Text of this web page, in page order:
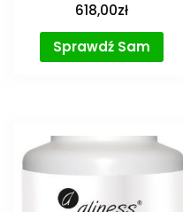
618,00zł
Sprawdź Sam